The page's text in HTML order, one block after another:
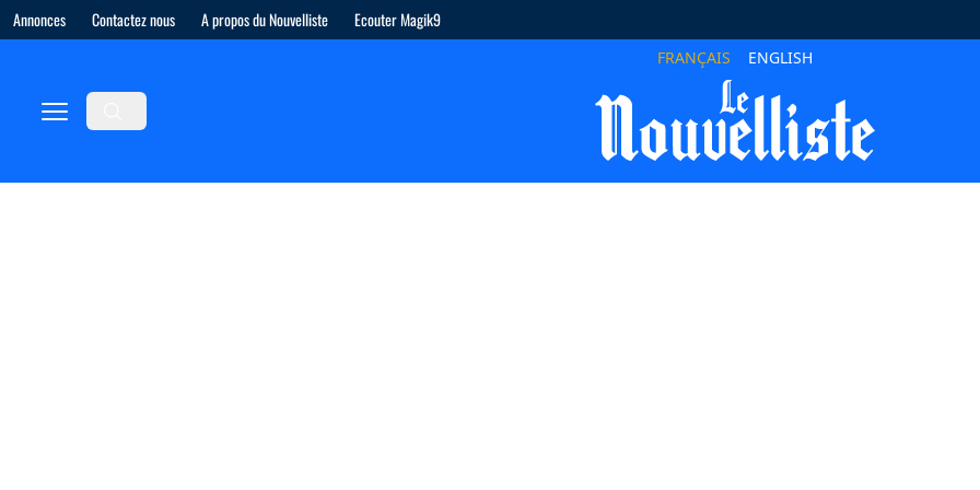
Annonces Contactez nous A propos du Nouvelliste Ecouter Magik9
FRANÇAIS ENGLISH